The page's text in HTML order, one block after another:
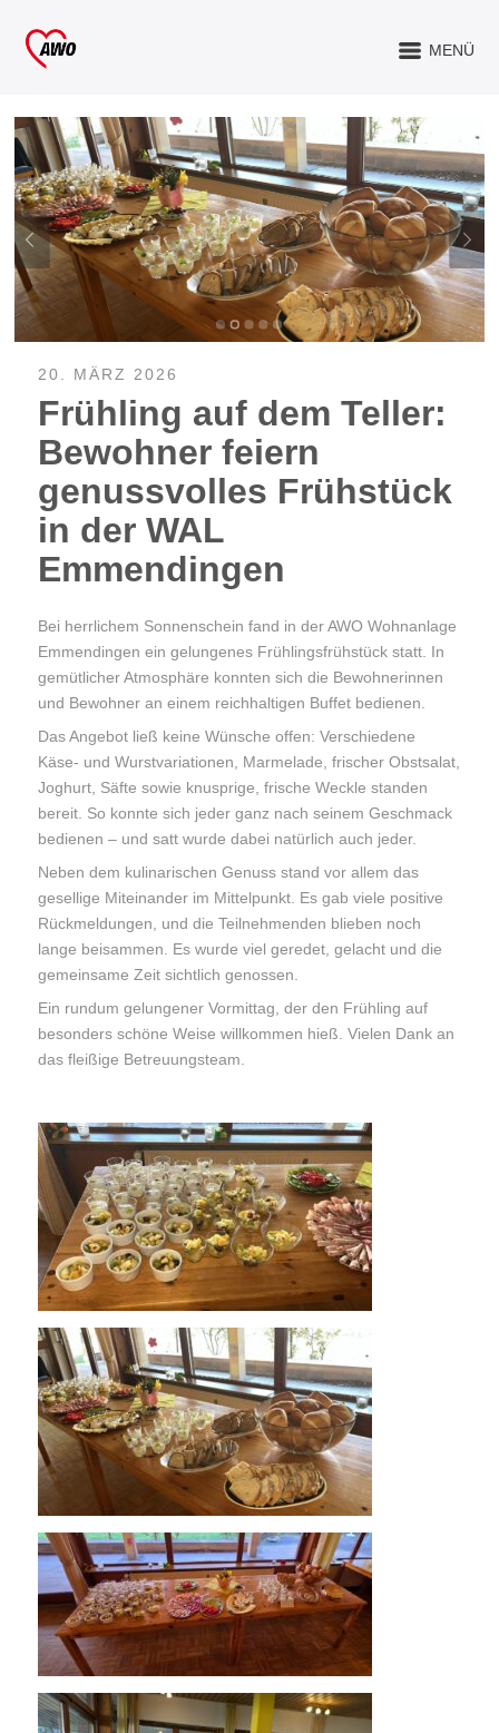
MENÜ
20. MÄRZ 2026
Frühling auf dem Teller:
Bewohner feiern
genussvolles Frühstück
in der WAL
Emmendingen
Bei herrlichem Sonnenschein fand in der AWO Wohnanlage
Emmendingen ein gelungenes Frühlingsfrühstück statt. In
gemütlicher Atmosphäre konnten sich die Bewohnerinnen
und Bewohner an einem reichhaltigen Buffet bedienen.
Das Angebot ließ keine Wünsche offen: Verschiedene
Käse- und Wurstvariationen, Marmelade, frischer Obstsalat,
Joghurt, Säfte sowie knusprige, frische Weckle standen
bereit. So konnte sich jeder ganz nach seinem Geschmack
bedienen – und satt wurde dabei natürlich auch jeder.
Neben dem kulinarischen Genuss stand vor allem das
gesellige Miteinander im Mittelpunkt. Es gab viele positive
Rückmeldungen, und die Teilnehmenden blieben noch
lange beisammen. Es wurde viel geredet, gelacht und die
gemeinsame Zeit sichtlich genossen.
Ein rundum gelungener Vormittag, der den Frühling auf
besonders schöne Weise willkommen hieß. Vielen Dank an
das fleißige Betreuungsteam.